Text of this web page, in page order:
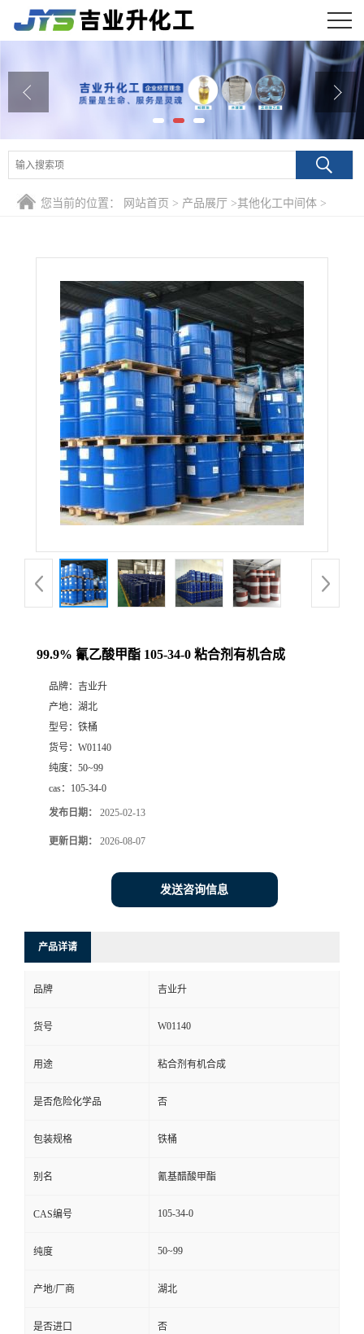
公司介绍
产品展厅
证书荣誉
在线留言
您当前的位置： 网站首页 > 产品展厅 >其他化工中间体 >
99.9% 氰乙酸甲酯 105-34-0 粘合剂有机合成
品牌： 吉业升
产地： 湖北
型号： 铁桶
货号： W01140
纯度： 50~99
cas： 105-34-0
发布日期： 2025-02-13
更新日期： 2026-08-07
发送咨询信息
产品详请
品牌 吉业升
货号 W01140
用途 粘合剂有机合成
是否危险化学品 否
包装规格 铁桶
别名 氰基醋酸甲酯
CAS编号 105-34-0
纯度 50~99
产地/厂商 湖北
是否进口 否